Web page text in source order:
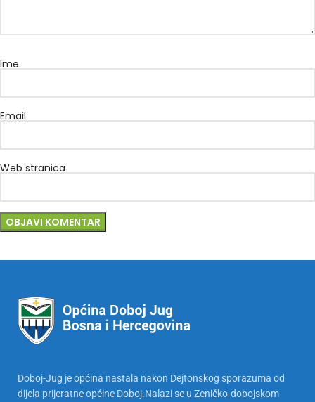
Ime
Email
Web stranica
Doboj-Jug je općina nastala nakon Dejtonskog sporazuma od
dijela prijeratne općine Doboj.Nalazi se u Zeničko-dobojskom